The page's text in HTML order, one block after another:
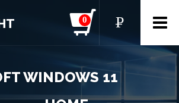
0 PУБ.
WINDOWS 11